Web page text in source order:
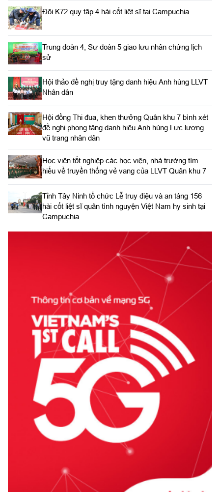
Đội K72 quy tập 4 hài cốt liệt sĩ tại Campuchia
Trung đoàn 4, Sư đoàn 5 giao lưu nhân chứng lịch
sử
Hội thảo đề nghị truy tặng danh hiệu Anh hùng LLVT
Nhân dân
Hội đồng Thi đua, khen thưởng Quân khu 7 bình xét
đề nghị phong tặng danh hiệu Anh hùng Lực lượng
vũ trang nhân dân
Học viên tốt nghiệp các học viện, nhà trường tìm
hiểu về truyền thống vẻ vang của LLVT Quân khu 7
​Tỉnh Tây Ninh tổ chức Lễ truy điệu và an táng 156
hài cốt liệt sĩ quân tình nguyện Việt Nam hy sinh tại
Campuchia